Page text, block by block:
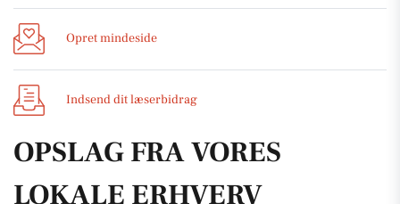
Opret mindeside
Indsend dit læserbidrag
OPSLAG FRA VORES
LOKALE ERHVERV